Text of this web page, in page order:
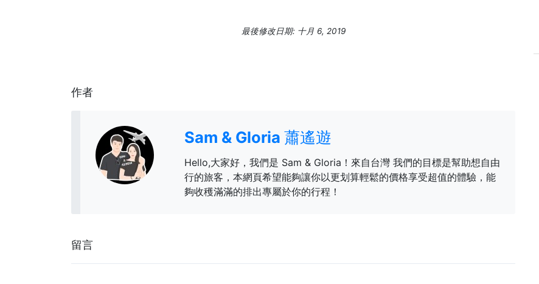
最後修改日期: 十月 6, 2019
作者
Sam & Gloria 蕭遙遊
Hello,大家好，我們是 Sam & Gloria！來自台灣 我們的目標是幫助想自由
行的旅客，本網頁希望能夠讓你以更划算輕鬆的價格享受超值的體驗，能
夠收穫滿滿的排出專屬於你的行程！
留言